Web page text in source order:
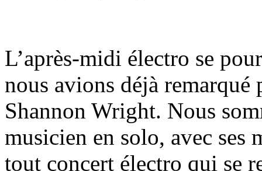
L’après-midi électro se
nous avions déjà remarqué
Shannon Wright. Nous
musicien en solo, avec ses
tout concert électro qui se